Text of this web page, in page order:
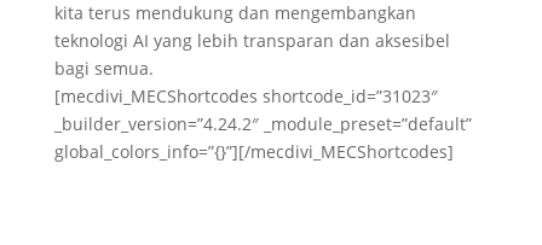
kita terus mendukung dan mengembangkan
teknologi AI yang lebih transparan dan aksesibel
bagi semua.
[mecdivi_MECShortcodes shortcode_id=”31023″
_builder_version=”4.24.2″ _module_preset=”default”
global_colors_info=”{}”][/mecdivi_MECShortcodes]